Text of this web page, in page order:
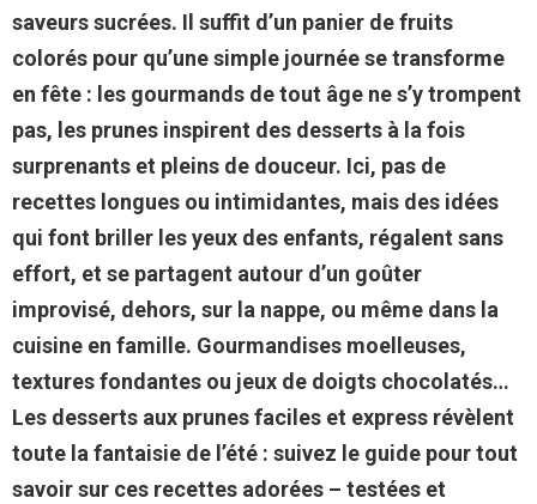
saveurs sucrées. Il suffit d’un panier de fruits
colorés pour qu’une simple journée se transforme
en fête : les gourmands de tout âge ne s’y trompent
pas, les prunes inspirent des desserts à la fois
surprenants et pleins de douceur. Ici, pas de
recettes longues ou intimidantes, mais des idées
qui font briller les yeux des enfants, régalent sans
effort, et se partagent autour d’un goûter
improvisé, dehors, sur la nappe, ou même dans la
cuisine en famille. Gourmandises moelleuses,
textures fondantes ou jeux de doigts chocolatés…
Les desserts aux prunes faciles et express révèlent
toute la fantaisie de l’été : suivez le guide pour tout
savoir sur ces recettes adorées – testées et